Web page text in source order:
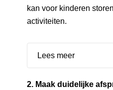
kan voor kinderen
activiteiten.
Lees meer
2. Maak duidelijke